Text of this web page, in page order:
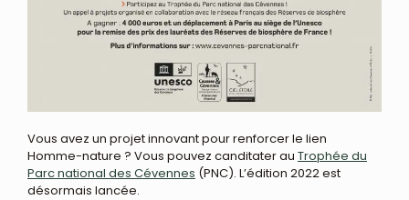
Vous avez un projet innovant pour renforcer le lien
Homme-nature ? Vous pouvez canditater au Trophée du
Parc national des Cévennes (PNC). L’édition 2022 est
désormais lancée.